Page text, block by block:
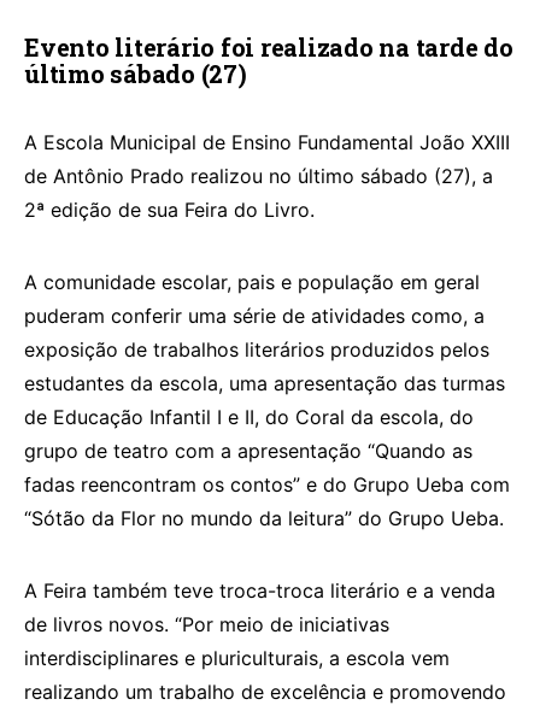
Evento literário foi realizado na tarde do
último sábado (27)
A Escola Municipal de Ensino Fundamental João XXIII
de Antônio Prado realizou no último sábado (27), a
2ª edição de sua Feira do Livro.
A comunidade escolar, pais e população em geral
puderam conferir uma série de atividades como, a
exposição de trabalhos literários produzidos pelos
estudantes da escola, uma apresentação das turmas
de Educação Infantil I e II, do Coral da escola, do
grupo de teatro com a apresentação “Quando as
fadas reencontram os contos” e do Grupo Ueba com
“Sótão da Flor no mundo da leitura” do Grupo Ueba.
A Feira também teve troca-troca literário e a venda
de livros novos. “Por meio de iniciativas
interdisciplinares e pluriculturais, a escola vem
realizando um trabalho de excelência e promovendo